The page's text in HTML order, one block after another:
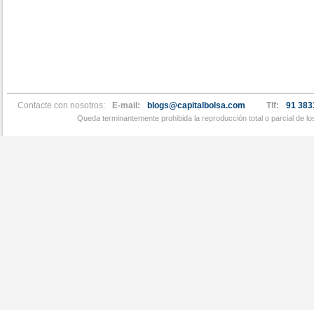
Contacte con nosotros: E-mail: blogs@capitalbolsa.com Tlf: 91
Queda terminantemente prohibida la reproducción total o parcial de